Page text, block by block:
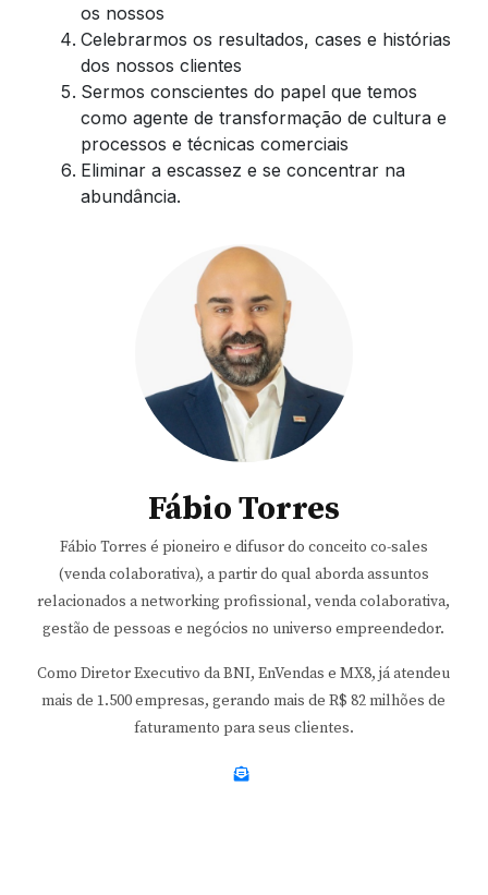
os nossos
Celebrarmos os resultados, cases e histórias
dos nossos clientes
Sermos conscientes do papel que temos
como agente de transformação de cultura e
processos e técnicas comerciais
Eliminar a escassez e se concentrar na
abundância.
Fábio Torres
Fábio Torres é pioneiro e difusor do conceito co-sales
(venda colaborativa), a partir do qual aborda assuntos
relacionados a networking profissional, venda colaborativa,
gestão de pessoas e negócios no universo empreendedor.
Como Diretor Executivo da BNI, EnVendas e MX8, já atendeu
mais de 1.500 empresas, gerando mais de R$ 82 milhões de
faturamento para seus clientes.